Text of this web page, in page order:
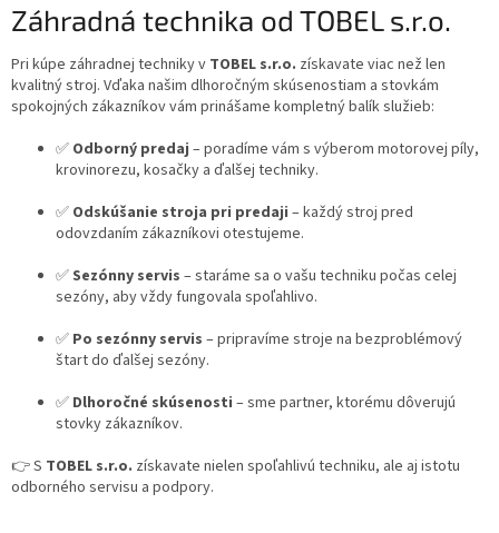
a
c
i
e
p
v
k
y
v
ý
i
s
u
a
i
e
Záhradná technika od TOBEL s.r.o.
Pri kúpe záhradnej techniky v TOBEL s.r.o. získavate viac než len
kvalitný stroj. Vďaka našim dlhoročným skúsenostiam a stovkám
spokojných zákazníkov vám prinášame kompletný balík služieb:
✅ Odborný predaj – poradíme vám s výberom motorovej píly,
krovinorezu, kosačky a ďalšej techniky.
✅ Odskúšanie stroja pri predaji – každý stroj pred
odovzdaním zákazníkovi otestujeme.
✅Sezónny servis – staráme sa o vašu techniku počas celej
sezóny, aby vždy fungovala spoľahlivo.
✅ Po sezónny servis – pripravíme stroje na bezproblémový
štart do ďalšej sezóny.
✅ Dlhoročné skúsenosti – sme partner, ktorému dôverujú
stovky zákazníkov.
👉 S TOBEL s.r.o. získavate nielen spoľahlivú techniku, ale aj istotu
odborného servisu a podpory.